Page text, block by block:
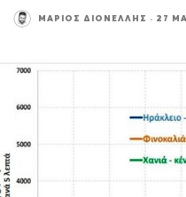
ΜΆΡΙΟΣ ΔΙΟΝΈΛΛΗΣ · 27